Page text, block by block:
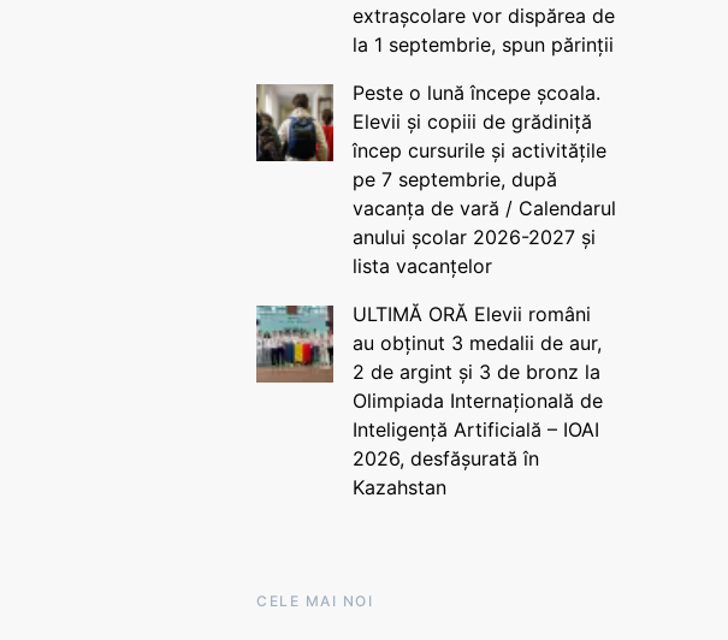
extrașcolare vor dispărea de
la 1 septembrie, spun părinții
Peste o lună începe școala.
Elevii și copiii de grădiniță
încep cursurile și activitățile
pe 7 septembrie, după
vacanța de vară / Calendarul
anului școlar 2026-2027 și
lista vacanțelor
ULTIMĂ ORĂ Elevii români
au obținut 3 medalii de aur,
2 de argint și 3 de bronz la
Olimpiada Internațională de
Inteligență Artificială – IOAI
2026, desfășurată în
Kazahstan
CELE MAI NOI